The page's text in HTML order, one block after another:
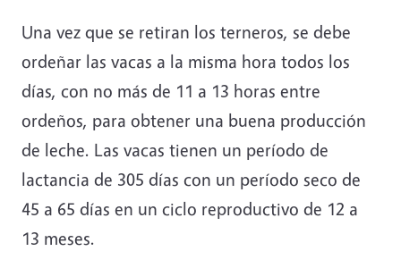
Una vez que se retiran los terneros, se debe
ordeñar las vacas a la misma hora todos los
días, con no más de 11 a 13 horas entre
ordeños, para obtener una buena producción
de leche. Las vacas tienen un período de
lactancia de 305 días con un período seco de
45 a 65 días en un ciclo reproductivo de 12 a
13 meses.